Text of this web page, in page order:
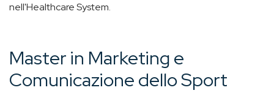
nell'Healthcare System.
Master in Marketing e
Comunicazione dello Sport